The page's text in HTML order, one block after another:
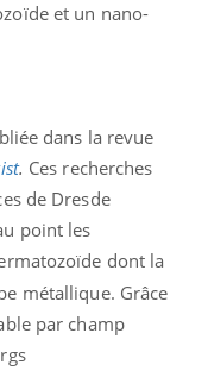
et un nano-
dans la revue
. Ces recherches
de Dresde
point les
dont la
métallique. Grâce
par champ